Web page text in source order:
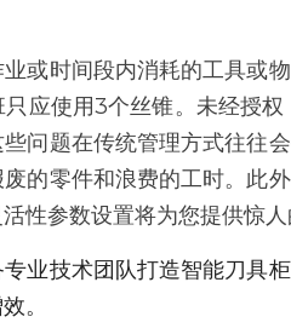
或时间段内消耗的工具或
应使用3个丝锥。未经授
问题在传统管理方式往往
的零件和浪费的工时。此
性参数设置将为您提供惊人
业技术团队打造智能刀具
。